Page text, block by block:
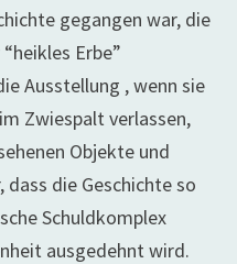
gegangen war, die
Erbe”
Ausstellung , wenn sie
Zwiespalt verlassen,
Objekte und
die Geschichte so
Schuldkomplex
ausgedehnt wird.